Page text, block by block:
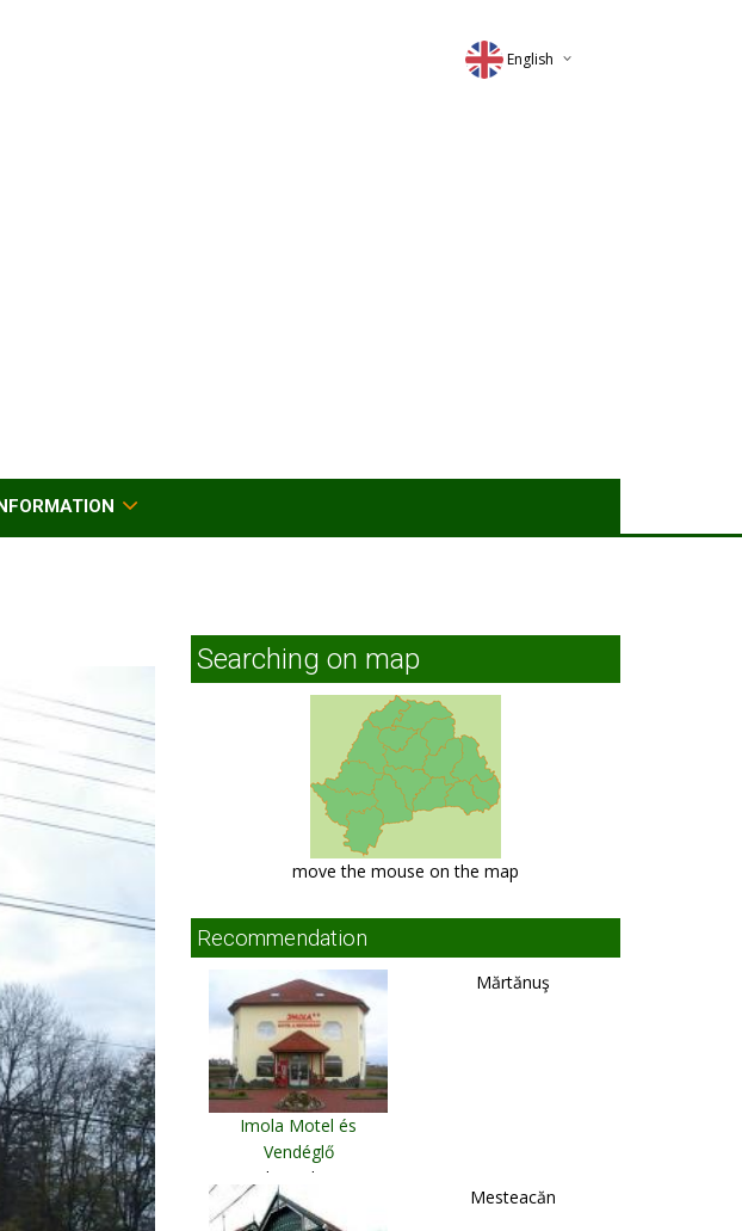
English
Searching on map
move the mouse on the map
Recommendation
Imola Motel és
Vendéglő
Gheorgheni
Mărtănuş
Mesteacăn